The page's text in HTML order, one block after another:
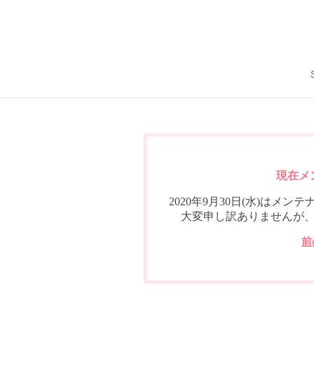
現在メ
2020年9月30日(水)はメンテ
大変申し訳ありませんが
前